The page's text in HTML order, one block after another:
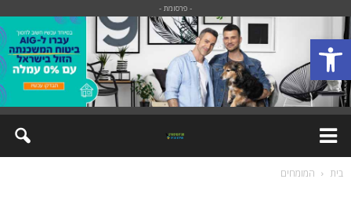
פתח סרגל נגישות
- פרסומת -
בית המומחים